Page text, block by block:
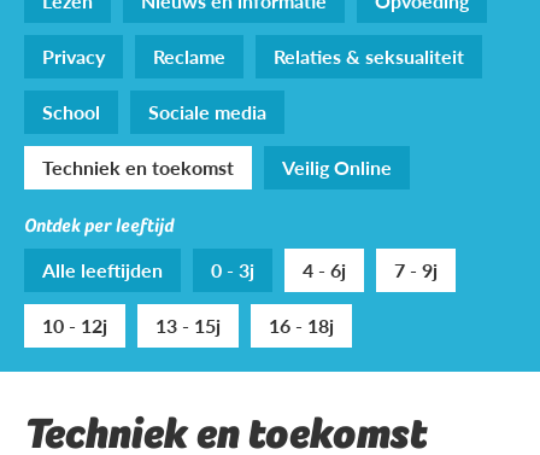
Privacy
Reclame
Relaties & seksualiteit
School
Sociale media
Techniek en toekomst
Veilig Online
Ontdek per leeftijd
Alle leeftijden 0 - 3j 4 - 6j
7 - 9j
10 - 12j
13 - 15j 16 - 18j
Techniek en toekomst